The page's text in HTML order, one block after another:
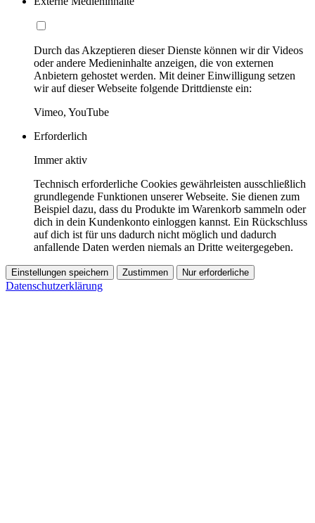
Durch das Akzeptieren dieser Dienste können wir dir Videos
oder andere Medieninhalte anzeigen, die von externen
Anbietern gehostet werden. Mit deiner Einwilligung setzen
wir auf dieser Webseite folgende Drittdienste ein:
Vimeo, YouTube
Erforderlich
Immer aktiv
Technisch erforderliche Cookies gewährleisten ausschließlich
grundlegende Funktionen unserer Webseite. Sie dienen zum
Beispiel dazu, dass du Produkte im Warenkorb sammeln oder
dich in dein Kundenkonto einloggen kannst. Ein Rückschluss
auf dich ist für uns dadurch nicht möglich und dadurch
anfallende Daten werden niemals an Dritte weitergegeben.
Einstellungen speichern Zustimmen Nur erforderliche
Datenschutzerklärung